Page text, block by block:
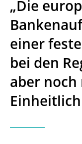
„Die
einer
bei den
aber noch